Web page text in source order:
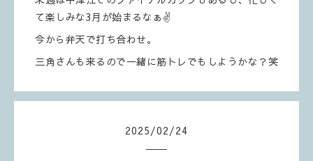
て楽しみな3月が始まるなぁ✌️
今から弁天で打ち合わせ。
三角さんも来るので一緒に筋トレでもしようかな？笑
2025/02/24